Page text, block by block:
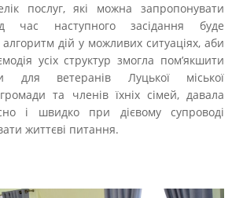
послуг, які можна запропонувати
час наступного засідання буде
дій у можливих ситуаціях, аби
усіх структур змогла пом’якшити
для ветеранів Луцької міської
та членів їхніх сімей, давала
і швидко при дієвому супроводі
життєві питання.